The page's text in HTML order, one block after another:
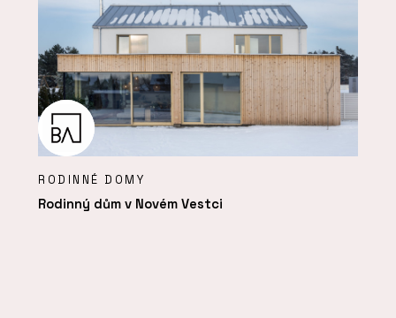
RODINNÉ DOMY
Rodinný dům v Novém Vestci